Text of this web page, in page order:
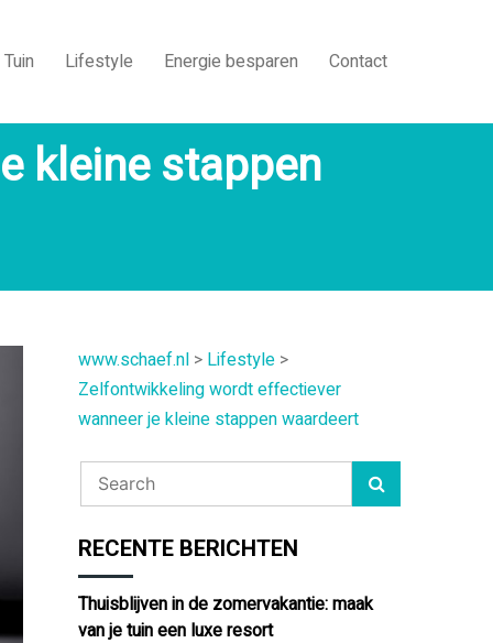
Tuin Lifestyle Energie besparen Contact
kleine stappen
www.schaef.nl > Lifestyle >
Zelfontwikkeling wordt effectiever
wanneer je kleine stappen waardeert
RECENTE BERICHTEN
Thuisblijven in de zomervakantie: maak
van je tuin een luxe resort